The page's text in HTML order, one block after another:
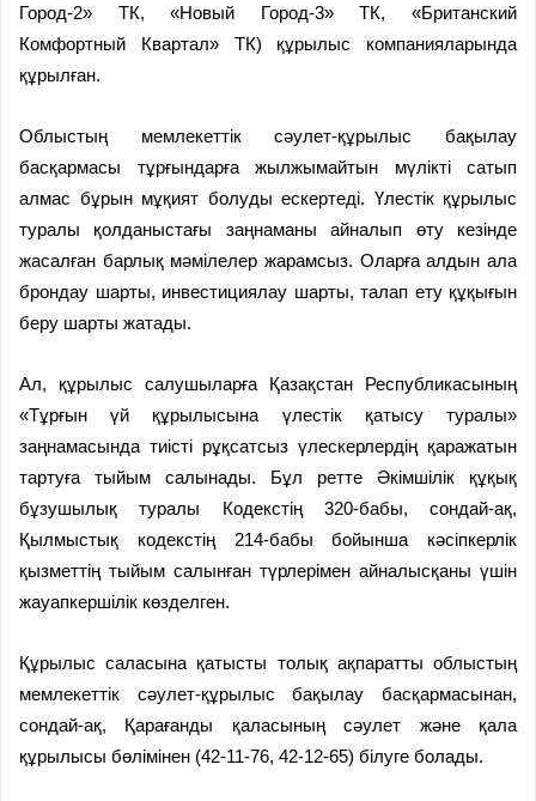
Город-2» ТК, «Новый Город-3» ТК, «Британский
Комфортный Квартал» ТК) құрылыс компанияларында
құрылған.
Облыстың мемлекеттік сәулет-құры­лыс бақылау
басқармасы тұрғындарға жылжымайтын мүлікті сатып
алмас бұрын мұқият болуды ескертеді. Үлестік құрылыс
туралы қолданыстағы заңнаманы айналып өту кезінде
жасалған барлық мәмілелер жарамсыз. Оларға алдын ала
брондау шарты, инвестициялау шарты, талап ету құқығын
беру шарты жатады.
Ал, құрылыс салушыларға Қазақстан Республикасының
«Тұрғын үй құрылысына үлестік қатысу туралы»
заңнамасында тиісті рұқсатсыз үлескерлердің қаражатын
тартуға тыйым салынады. Бұл ретте Әкімшілік құқық
бұзушылық туралы Кодекстің 320-бабы, сондай-ақ,
Қылмыстық кодекстің 214-бабы бойынша кәсіпкерлік
қызметтің тыйым салынған түрлерімен айналысқаны үшін
жауапкершілік көзделген.
Құрылыс саласына қатысты толық ақпаратты облыстың
мемлекеттік сәулет-құрылыс бақылау басқармасынан,
сондай-ақ, Қарағанды қаласының сәулет және қала
құрылысы бөлімінен (42-11-76, 42-12-65) білуге болады.